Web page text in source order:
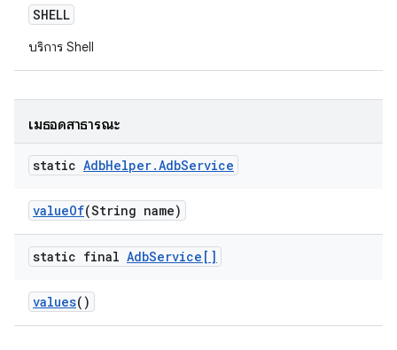
SHELL
บริการ Shell
เมธอดสาธารณะ
static AdbHelper.AdbService
valueOf(String name)
static final AdbService[]
values()